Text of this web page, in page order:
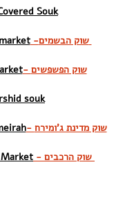
Souk
-שוק הבשמים
- שוק הפשפשים
souk
- שוק מדינת ג'ומירח